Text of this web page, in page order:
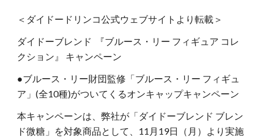
＜ダイドードリンコ公式ウェブサイトより転載＞
ダイドーブレンド 『ブルース・リー フィギュア コレ
クション』 キャンペーン
●ブルース・リー財団監修「ブルース・リー フィギュ
ア」(全10種)がついてくるオンキャップキャンペーン
本キャンペーンは、弊社が「ダイドーブレンド ブレン
ド微糖」を対象商品として、11月19日（月）より実施